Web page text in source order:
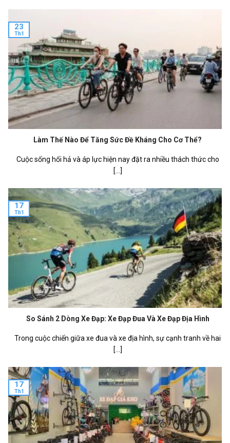
Làm Thế Nào Để Tăng Sức Đề Kháng Cho Cơ Thể?
Cuộc sống hối hả và áp lực hiện nay đặt ra nhiều thách thức cho
[...]
23
Th1
So Sánh 2 Dòng Xe Đạp: Xe Đạp Đua Và Xe Đạp Địa Hình
Trong cuộc chiến giữa xe đua và xe địa hình, sự cạnh tranh về hai
[...]
17
Th1
17
Th1